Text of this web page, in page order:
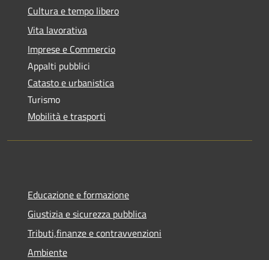
Cultura e tempo libero
Vita lavorativa
Imprese e Commercio
Appalti pubblici
Catasto e urbanistica
Turismo
Mobilità e trasporti
Educazione e formazione
Giustizia e sicurezza pubblica
Tributi,finanze e contravvenzioni
Ambiente